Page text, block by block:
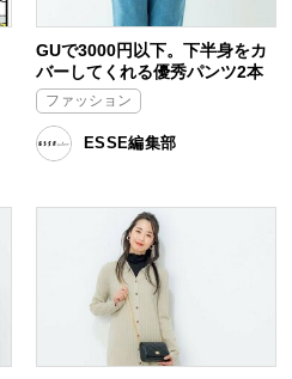
GUで3000円以下。下半身をカ
バーしてくれる優秀パンツ2本
ファッション
ESSE編集部